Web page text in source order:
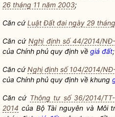
26 tháng 11 năm 2003;
Căn cứLuật Đất đai ngày 29
Căn cứNghị định số 44/2014/
của Chính phủ quy định về giá đất;
Căn cứNghị định số 104/2014/
của Chính phủ quy định về khung
Căn cứ Thông tư số 36/2014/
2014 của Bộ Tài nguyên và Môi